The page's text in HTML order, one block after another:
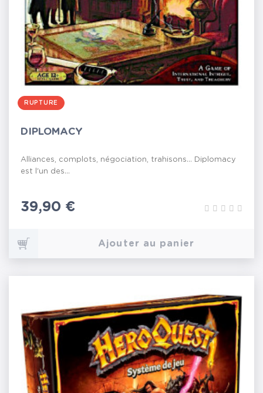
RUPTURE
DIPLOMACY
Alliances, complots, négociation, trahisons... Diplomacy
est l'un des...
Prix
39,90 €
Ajouter au panier